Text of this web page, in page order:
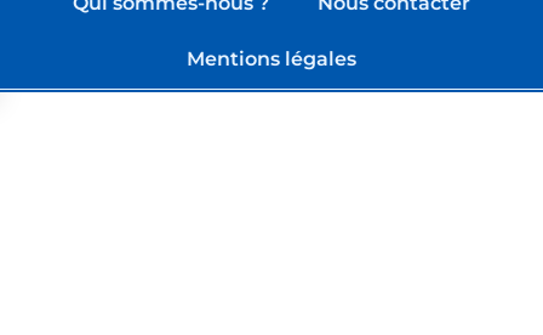
Mentions légales